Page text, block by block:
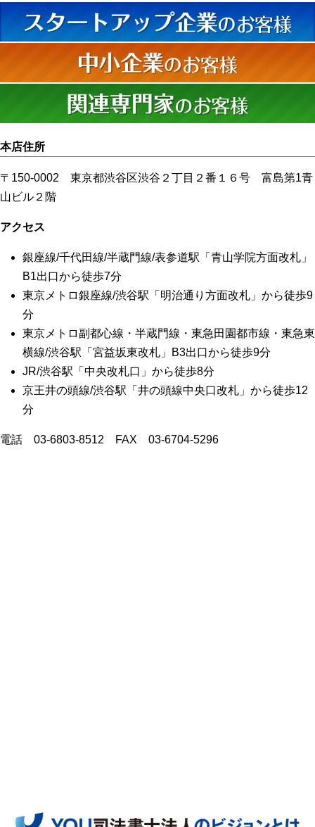
本店住所
〒150-0002 東京都渋谷区渋谷２丁目２番１６号 富島第1青
山ビル２階
アクセス
銀座線/千代田線/半蔵門線/表参道駅「青山学院方面改札」
B1出口から徒歩7分
東京メトロ銀座線/渋谷駅「明治通り方面改札」から徒歩9
分
東京メトロ副都心線・半蔵門線・東急田園都市線・東急東
横線/渋谷駅「宮益坂東改札」B3出口から徒歩9分
JR/渋谷駅「中央改札口」から徒歩8分
京王井の頭線/渋谷駅「井の頭線中央口改札」から徒歩12
分
電話 03-6803-8512 FAX 03-6704-5296